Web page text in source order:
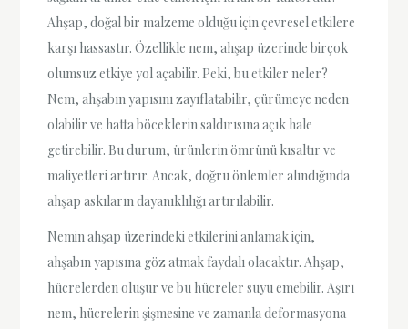
Ahşap, doğal bir malzeme olduğu için çevresel etkilere
karşı hassastır. Özellikle nem, ahşap üzerinde birçok
olumsuz etkiye yol açabilir. Peki, bu etkiler neler?
Nem, ahşabın yapısını zayıflatabilir, çürümeye neden
olabilir ve hatta böceklerin saldırısına açık hale
getirebilir. Bu durum, ürünlerin ömrünü kısaltır ve
maliyetleri artırır. Ancak, doğru önlemler alındığında
ahşap askıların dayanıklılığı artırılabilir.
Nemin ahşap üzerindeki etkilerini anlamak için,
ahşabın yapısına göz atmak faydalı olacaktır. Ahşap,
hücrelerden oluşur ve bu hücreler suyu emebilir. Aşırı
nem, hücrelerin şişmesine ve zamanla deformasyona